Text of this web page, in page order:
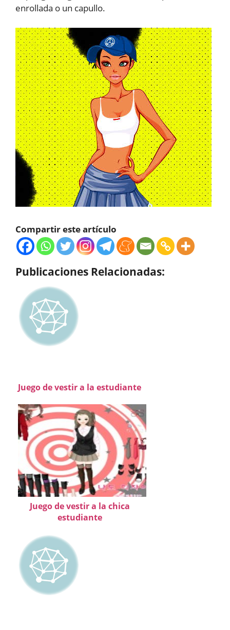
enrollada o un capullo.
Compartir este artículo
Publicaciones Relacionadas:
Juego de vestir a la estudiante
Juego de vestir a la chica
estudiante